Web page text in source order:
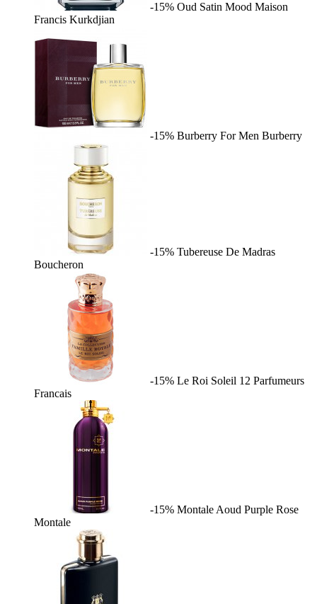
-15% Oud Satin Mood Maison
Francis Kurkdjian
-15% Burberry For Men Burberry
-15% Tubereuse De Madras
Boucheron
-15% Le Roi Soleil 12 Parfumeurs
Francais
-15% Montale Aoud Purple Rose
Montale